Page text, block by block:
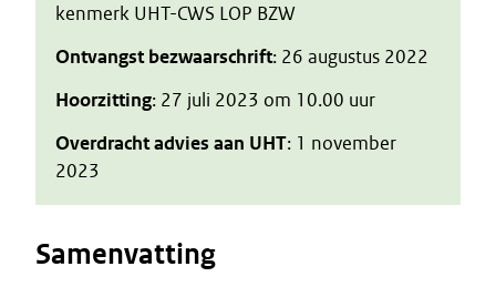
kenmerk UHT-CWS LOP BZW
Ontvangst bezwaarschrift: 26 augustus 2022
Hoorzitting: 27 juli 2023 om 10.00 uur
Overdracht advies aan UHT: 1 november
2023
Samenvatting